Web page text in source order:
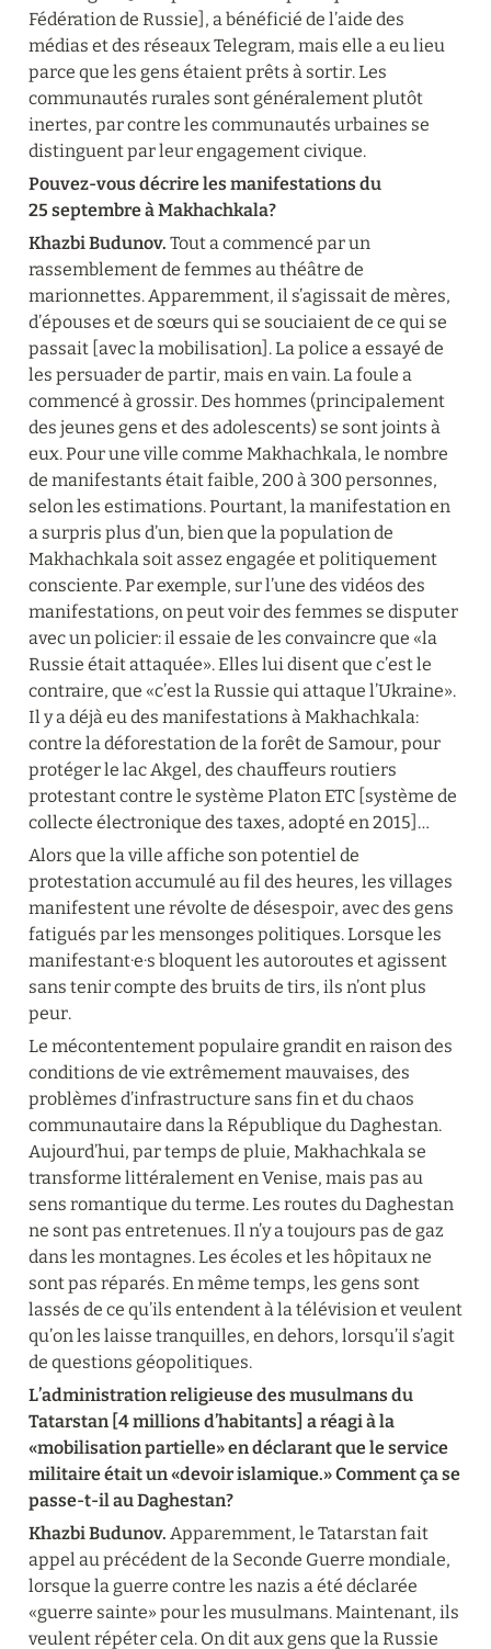
Fédération de Russie], a bénéficié de l’aide des
médias et des réseaux Telegram, mais elle a eu lieu
parce que les gens étaient prêts à sortir. Les
communautés rurales sont généralement plutôt
inertes, par contre les communautés urbaines se
distinguent par leur engagement civique.
Pouvez-vous décrire les manifestations du
25 septembre à Makhachkala?
Khazbi Budunov. Tout a commencé par un
rassemblement de femmes au théâtre de
marionnettes. Apparemment, il s’agissait de mères,
d’épouses et de sœurs qui se souciaient de ce qui se
passait [avec la mobilisation]. La police a essayé de
les persuader de partir, mais en vain. La foule a
commencé à grossir. Des hommes (principalement
des jeunes gens et des adolescents) se sont joints à
eux. Pour une ville comme Makhachkala, le nombre
de manifestants était faible, 200 à 300 personnes,
selon les estimations. Pourtant, la manifestation en
a surpris plus d’un, bien que la population de
Makhachkala soit assez engagée et politiquement
consciente. Par exemple, sur l’une des vidéos des
manifestations, on peut voir des femmes se disputer
avec un policier: il essaie de les convaincre que «la
Russie était attaquée». Elles lui disent que c’est le
contraire, que «c’est la Russie qui attaque l’Ukraine».
Il y a déjà eu des manifestations à Makhachkala:
contre la déforestation de la forêt de Samour, pour
protéger le lac Akgel, des chauffeurs routiers
protestant contre le système Platon ETC [système de
collecte électronique des taxes, adopté en 2015]…
Alors que la ville affiche son potentiel de
protestation accumulé au fil des heures, les villages
manifestent une révolte de désespoir, avec des gens
fatigués par les mensonges politiques. Lorsque les
manifestant·e·s bloquent les autoroutes et agissent
sans tenir compte des bruits de tirs, ils n’ont plus
peur.
Le mécontentement populaire grandit en raison des
conditions de vie extrêmement mauvaises, des
problèmes d’infrastructure sans fin et du chaos
communautaire dans la République du Daghestan.
Aujourd’hui, par temps de pluie, Makhachkala se
transforme littéralement en Venise, mais pas au
sens romantique du terme. Les routes du Daghestan
ne sont pas entretenues. Il n’y a toujours pas de gaz
dans les montagnes. Les écoles et les hôpitaux ne
sont pas réparés. En même temps, les gens sont
lassés de ce qu’ils entendent à la télévision et veulent
qu’on les laisse tranquilles, en dehors, lorsqu’il s’agit
de questions géopolitiques.
L’administration religieuse des musulmans du
Tatarstan [4 millions d’habitants] a réagi à la
«mobilisation partielle» en déclarant que le service
militaire était un «devoir islamique.» Comment ça se
passe-t-il au Daghestan?
Khazbi Budunov. Apparemment, le Tatarstan fait
appel au précédent de la Seconde Guerre mondiale,
lorsque la guerre contre les nazis a été déclarée
«guerre sainte» pour les musulmans. Maintenant, ils
veulent répéter cela. On dit aux gens que la Russie